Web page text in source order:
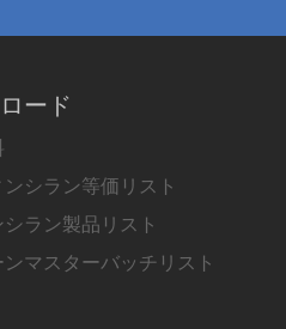
ード
ンシラン等価リスト
シラン製品リスト
ンマスターバッチリスト